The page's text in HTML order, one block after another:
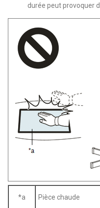
durée peut provoquer
*a Pièce chaude